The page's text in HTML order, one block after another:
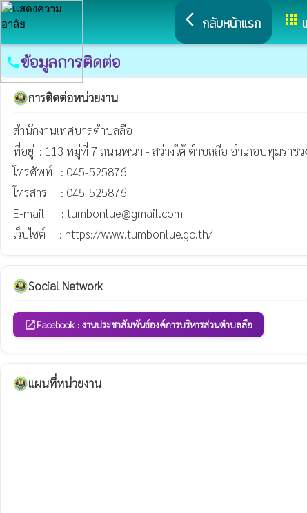
arrow_back_ios กลับหน้าแรก apps
callข้อมูลการติดต่อ
การติดต่อหน่วยงาน
สำนักงานเทศบาลตำบลลือ
ที่อยู่  : 113 หมู่ที่ 7 ถนนพนา - สว่างใต้ ตำบลลือ อำเภอปทุมราช
โทรศัพท์   : 045-525876
โทรสาร     : 045-525876
E-mail      : tumbonlue@gmail.com
เว็บไซต์     : https://www.tumbonlue.go.th/
Social Network
open_in_newFacebook : งานประชาสัมพันธ์องค์การบริหารส่วนตําบลลือ
แผนที่หน่วยงาน